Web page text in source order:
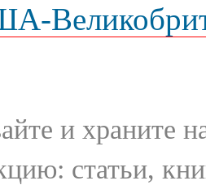
и храните
статьи,